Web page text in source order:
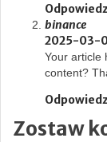
Odpowiedz
binance
2025-03-
Your article
content?
Odpowiedz
Zostaw